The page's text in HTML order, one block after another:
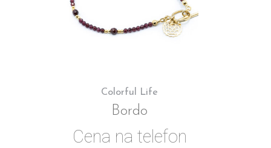
Colorful Life
Bordo
Cena na telefon